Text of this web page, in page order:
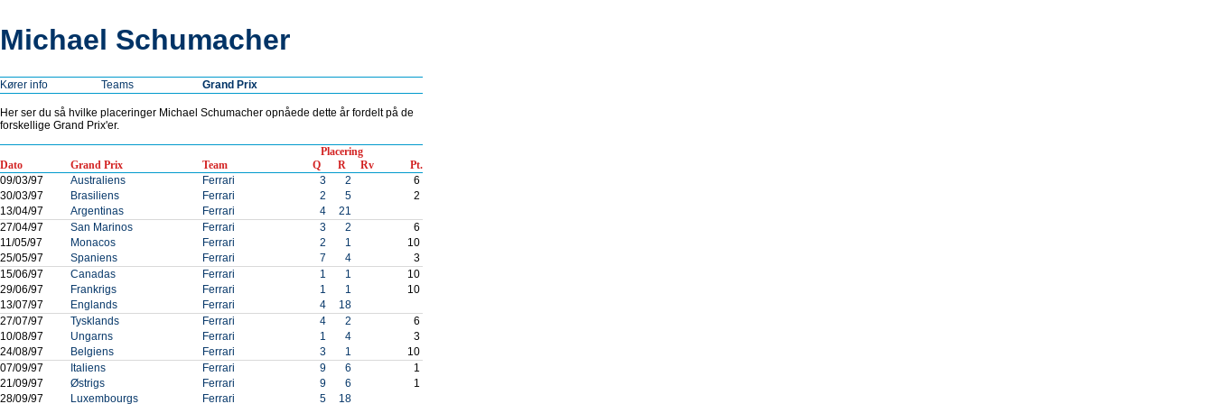
Michael Schumacher
Kører info Teams Grand Prix
Her ser du så hvilke placeringer Michael Schumacher opnåede dette år fordelt på de
forskellige Grand Prix'er.
Dato Grand Prix Team
Placering
Pt.
Q R
Rv
09/03/97
Australiens Ferrari 3 2
6
30/03/97
Brasiliens Ferrari 2 5
2
13/04/97
Argentinas Ferrari 4
21
27/04/97
San Marinos Ferrari 3 2
6
11/05/97
Monacos Ferrari 2 1
10
25/05/97
Spaniens Ferrari 7 4
3
15/06/97
Canadas Ferrari 1 1
10
29/06/97
Frankrigs Ferrari 1 1
10
13/07/97
Englands Ferrari 4
18
27/07/97
Tysklands Ferrari 4 2
6
10/08/97
Ungarns Ferrari 1 4
3
24/08/97
Belgiens Ferrari 3 1
10
07/09/97
Italiens Ferrari 9 6
1
21/09/97
Østrigs Ferrari 9 6
1
28/09/97
Luxembourgs Ferrari 5 18